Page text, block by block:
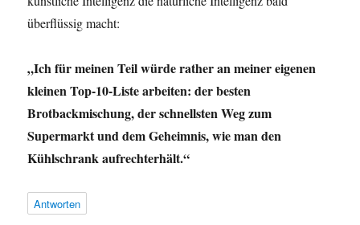
überflüssig macht:
„Ich für meinen Teil würde rather an meiner eigenen
kleinen Top-10-Liste arbeiten: der besten
Brotbackmischung, der schnellsten Weg zum
Supermarkt und dem Geheimnis, wie man den
Kühlschrank aufrechterhält.“
Antworten